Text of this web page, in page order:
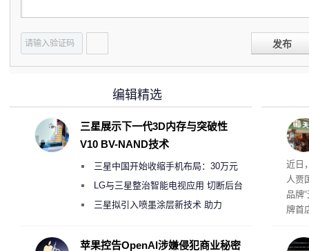
发布
肉
近日
人贾
品牌
牌首
者
编辑精选
三星展示下一代3D内存与突破性
V10 BV-NAND技术
三星中国开始收缩手机布局：30万元
月销售额不达标门店 将被逐步清退
LG与三星整治智能电视应用 切断后台
偷偷共享带宽的违规行为
三星拟引入喷墨涂层新技术 助力
度
苹果控告OpenAI涉嫌侵犯商业秘密